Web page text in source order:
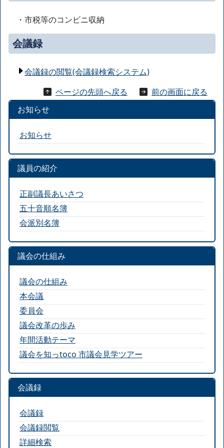
・市税等のコンビニ収納
会議録
会議録の閲覧(会議録検索システム)
ページの先頭へ戻る
前の画面に戻る
お知らせ
お知らせ
議員の紹介
正副議長あいさつ
五十音順名簿
会派別名簿
議会の仕組み
議会の仕組み
本会議
委員会
議会改革の歩み
年間活動テーマ
議会を知っtoco 市議会見学ツアー
会議録
会議録
会議録閲覧
詳細検索